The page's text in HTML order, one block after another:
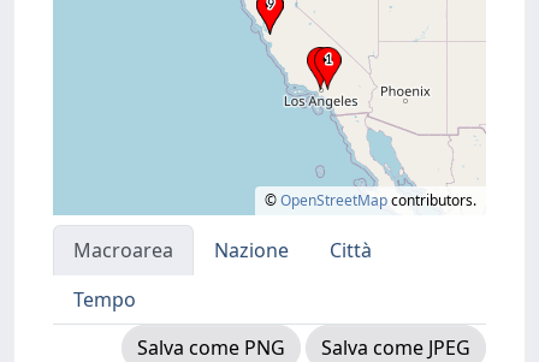
©OpenStreetMapcontributors.
Macroarea Nazione
Città
Tempo
Salva come PNG
Salva come JPEG